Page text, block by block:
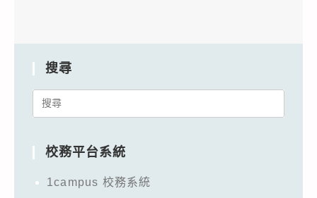
搜尋
Search
校務平台系統
1campus 校務系統